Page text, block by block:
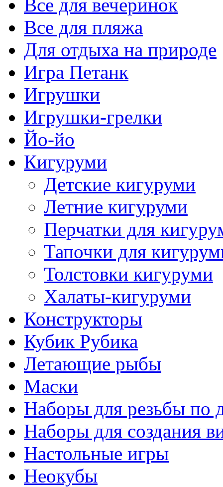
Все для вечеринок
Все для пляжа
Для отдыха на природе
Игра Петанк
Игрушки
Игрушки-грелки
Йо-йо
Кигуруми
Детские кигуруми
Летние кигуруми
Перчатки для
Тапочки для
Толстовки кигуруми
Халаты-кигуруми
Конструкторы
Кубик Рубика
Летающие рыбы
Маски
Наборы для резьбы по
Наборы для создания
Настольные игры
Неокубы